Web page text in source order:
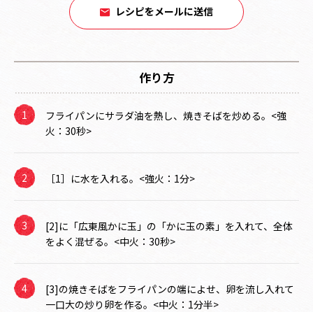
レシピをメールに送信
作り方
フライパンにサラダ油を熱し、焼きそばを炒める。<強
火：30秒>
［1］に水を入れる。<強火：1分>
[2]に「広東風かに玉」の「かに玉の素」を入れて、全体
をよく混ぜる。<中火：30秒>
[3]の焼きそばをフライパンの端によせ、卵を流し入れて
一口大の炒り卵を作る。<中火：1分半>